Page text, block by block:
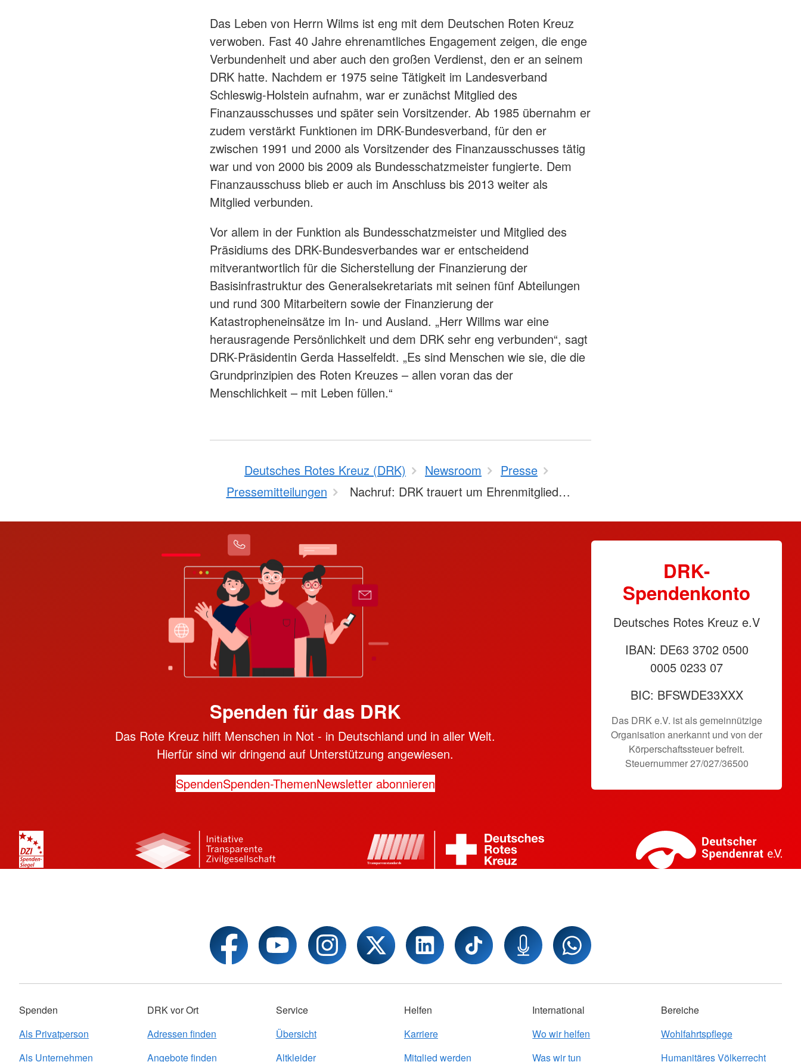
Das Leben von Herrn Wilms ist eng mit dem Deutschen Roten Kreuz
verwoben. Fast 40 Jahre ehrenamtliches Engagement zeigen, die enge
Verbundenheit und aber auch den großen Verdienst, den er an seinem
DRK hatte. Nachdem er 1975 seine Tätigkeit im Landesverband
Schleswig-Holstein aufnahm, war er zunächst Mitglied des
Finanzausschusses und später sein Vorsitzender. Ab 1985 übernahm er
zudem verstärkt Funktionen im DRK-Bundesverband, für den er
zwischen 1991 und 2000 als Vorsitzender des Finanzausschusses tätig
war und von 2000 bis 2009 als Bundesschatzmeister fungierte. Dem
Finanzausschuss blieb er auch im Anschluss bis 2013 weiter als
Mitglied verbunden.
Vor allem in der Funktion als Bundesschatzmeister und Mitglied des
Präsidiums des DRK-Bundesverbandes war er entscheidend
mitverantwortlich für die Sicherstellung der Finanzierung der
Basisinfrastruktur des Generalsekretariats mit seinen fünf Abteilungen
und rund 300 Mitarbeitern sowie der Finanzierung der
Katastropheneinsätze im In- und Ausland. „Herr Willms war eine
herausragende Persönlichkeit und dem DRK sehr eng verbunden“, sagt
DRK-Präsidentin Gerda Hasselfeldt. „Es sind Menschen wie sie, die die
Grundprinzipien des Roten Kreuzes – allen voran das der
Menschlichkeit – mit Leben füllen.“
Deutsches Rotes Kreuz (DRK) Newsroom
Presse
Pressemitteilungen
Nachruf: DRK trauert um Ehrenmitglied…
Spenden für das DRK
Das Rote Kreuz hilft Menschen in Not - in Deutschland und in aller Welt.
Hierfür sind wir dringend auf Unterstützung angewiesen.
SpendenSpenden-ThemenNewsletter abonnieren
DRK-
Spendenkonto
Deutsches Rotes Kreuz e.V
IBAN: DE63 3702 0500
0005 0233 07
BIC: BFSWDE33XXX
Das DRK e.V. ist als gemeinnützige
Organisation anerkannt und von der
Körperschaftssteuer befreit.
Steuernummer 27/027/36500
Spenden
Als Privatperson
Als Unternehmen
DRK vor Ort
Adressen finden
Angebote finden
Service
Übersicht
Altkleider
Helfen
Karriere
Mitglied werden
International
Wo wir helfen
Was wir tun
Bereiche
Wohlfahrtspflege
Humanitäres Völkerrecht